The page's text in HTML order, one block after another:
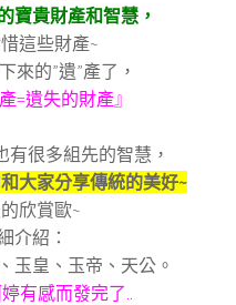
寶貴財產和智慧，
這些財產~
來的”遺”產了，
產=遺失的財產』
有很多組先的智慧，
大家分享傳統的美好~
欣賞歐~
介紹：
玉皇、玉帝、天公。
有感而發完了..